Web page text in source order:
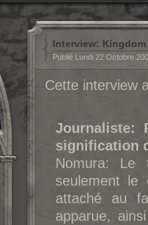
Interview: Kingdom
Publié Lundi 22 Octobre
Cette interview
Journaliste:
signification
Nomura: Le
seulement
attaché au
apparue,